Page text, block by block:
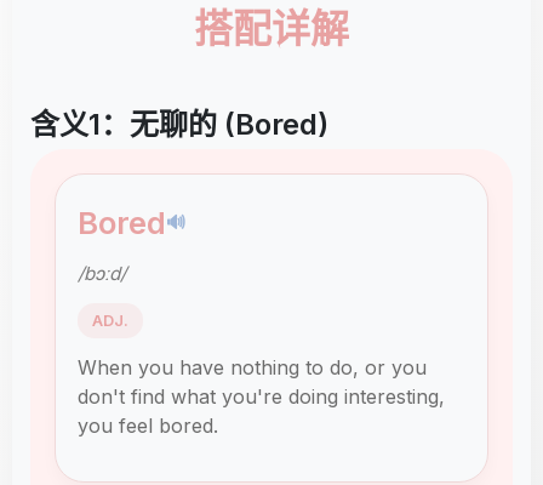
搭配详解
含义1：无聊的 (Bored)
Bored🔊
/bɔːd/
ADJ.
When you have nothing to do, or you
don't find what you're doing interesting,
you feel bored.